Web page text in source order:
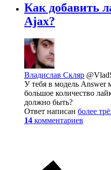
Как добавить
Ajax?
Владислав Скляр
У тебя в модель Answer
большое количество
должно быть?
Ответ написан более
14 комментариев